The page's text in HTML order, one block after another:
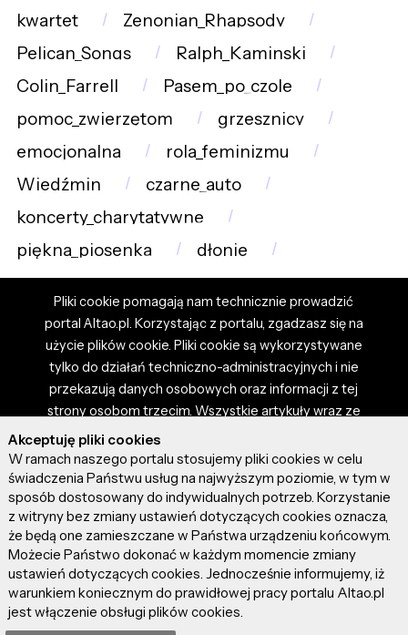
kwartet
Zenonian_Rhapsody
Pelican_Songs
Ralph_Kaminski
Colin_Farrell
Pasem_po_czole
pomoc_zwierzętom
grzesznicy
emocjonalna
rola_feminizmu
Wiedźmin
czarne_auto
koncerty_charytatywne
piękna_piosenka
dłonie
Pliki cookie pomagają nam technicznie prowadzić
portal Altao.pl. Korzystając z portalu, zgadzasz się na
użycie plików cookie. Pliki cookie są wykorzystywane
tylko do działań techniczno-administracyjnych i nie
przekazują danych osobowych oraz informacji z tej
strony osobom trzecim. Wszystkie artykuły wraz ze
zdjęciami i materiałami dostępnymi na portalu są
własnością użytkowników. Administrator i właściciel
portalu nie ponosi odpowiedzialności za tresci
prezentowane przez autorów artykułów. Dodając
artykuł, zgadzasz się z regulaminem portalu oraz
ponosisz odpowiedzialność za wszystkie materiały
umieszczone przez Ciebie na stronie altao.pl.
Szczegóły dostępne w regulaminie portalu.
© 2026 altao.pl. Wszystkie prawa zastrzeżone.
Akceptuję pliki cookies
W ramach naszego portalu stosujemy pliki cookies w celu
świadczenia Państwu usług na najwyższym poziomie, w tym w
sposób dostosowany do indywidualnych potrzeb. Korzystanie
z witryny bez zmiany ustawień dotyczących cookies oznacza,
że będą one zamieszczane w Państwa urządzeniu końcowym.
Możecie Państwo dokonać w każdym momencie zmiany
ustawień dotyczących cookies. Jednocześnie informujemy, iż
warunkiem koniecznym do prawidłowej pracy portalu Altao.pl
jest włączenie obsługi plików cookies.